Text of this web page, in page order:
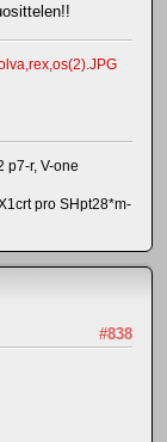
p7-r, V-one
pro SHpt28*m-
#838